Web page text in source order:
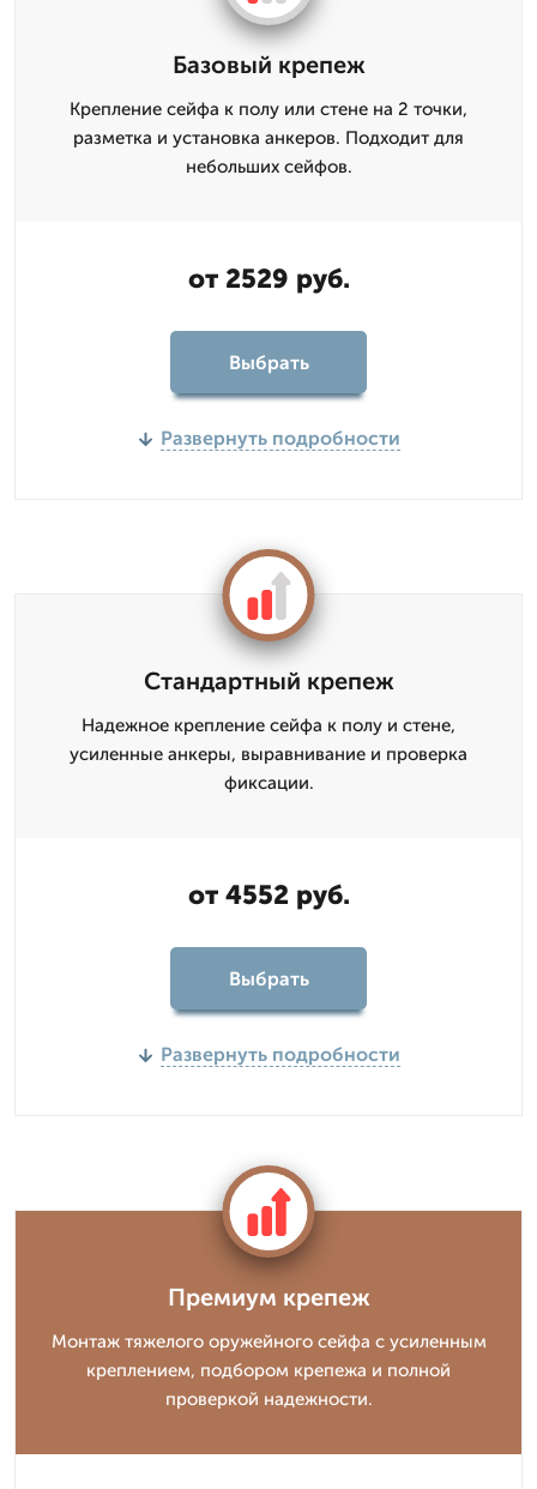
Базовый крепеж
Крепление сейфа к полу или стене на 2 точки,
разметка и установка анкеров. Подходит для
небольших сейфов.
от 2529 руб.
Выбрать
Развернуть подробности
Стандартный крепеж
Надежное крепление сейфа к полу и стене,
усиленные анкеры, выравнивание и проверка
фиксации.
от 4552 руб.
Выбрать
Развернуть подробности
Премиум крепеж
Монтаж тяжелого оружейного сейфа с усиленным
креплением, подбором крепежа и полной
проверкой надежности.